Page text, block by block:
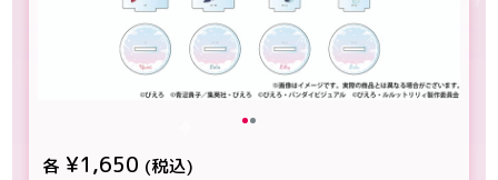
各 ¥1,650 (税込)